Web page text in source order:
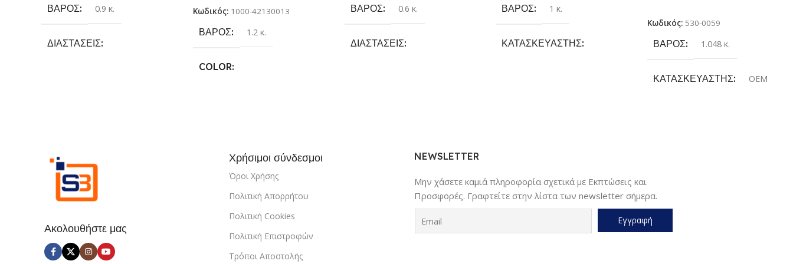
ΒΆΡΟΣ 0.9 κ.
ΔΙΑΣΤΆΣΕΙΣ
Κωδικός: 1000-42130013
ΒΆΡΟΣ 1.2 κ.
COLOR
ΒΆΡΟΣ 0.6 κ.
ΔΙΑΣΤΆΣΕΙΣ
ΒΆΡΟΣ 1 κ.
ΚΑΤΑΣΚΕΥΑΣΤΉΣ
Κωδικός: 530-0059
ΒΆΡΟΣ 1.048 κ.
ΚΑΤΑΣΚΕΥΑΣΤΉΣ OEM
Ακολουθήστε μας
Χρήσιμοι σύνδεσμοι
Όροι Χρήσης
Πολιτική Απορρήτου
Πολιτική Cookies
Πολιτική Επιστροφών
Τρόποι Αποστολής
NEWSLETTER
Μην χάσετε καμιά πληροφορία σχετικά με Εκπτώσεις και
Προσφορές. Γραφτείτε στην λίστα των newsletter σήμερα.